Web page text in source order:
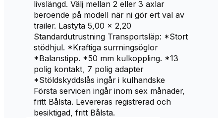
livslängd. Välj mellan 2 eller 3 axlar
beroende på modell när ni gör ert val av
trailer. Lastyta 5,00 x 2,20
Standardutrustning Transportsläp: *Stort
stödhjul. *Kraftiga surrningsöglor
*Balanstipp. *50 mm kulkoppling. *13
polig kontakt, 7 polig adapter
*Stöldskyddslås ingår i kulhandske
Första servicen ingår inom sex månader,
fritt Bålsta. Levereras registrerad och
besiktigad, fritt Bålsta.